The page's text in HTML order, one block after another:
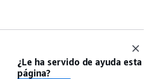
¿Le ha servido de ayuda esta
página?